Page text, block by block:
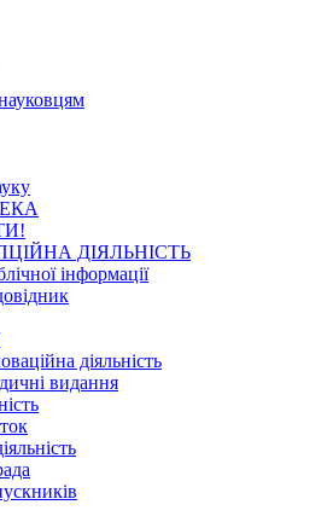
ДІЯЛЬНІСТЬ
інформації
діяльність
видання